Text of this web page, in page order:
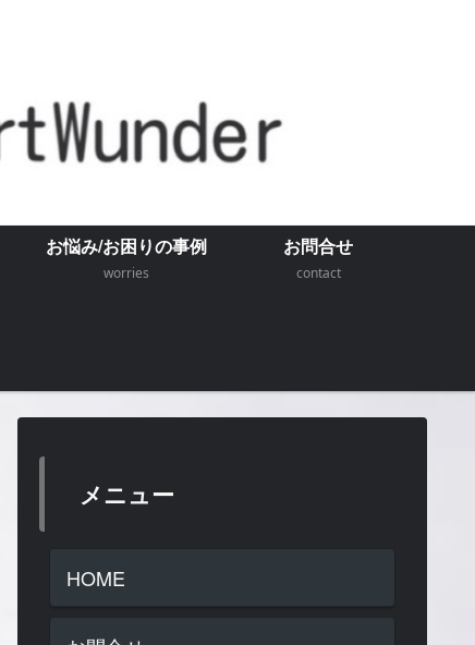
お悩み/お困りの事例
worries
お問合せ
contact
メニュー
HOME